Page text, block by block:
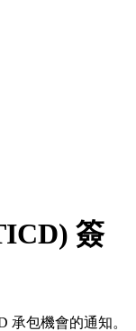
簽
承包機會的通知。